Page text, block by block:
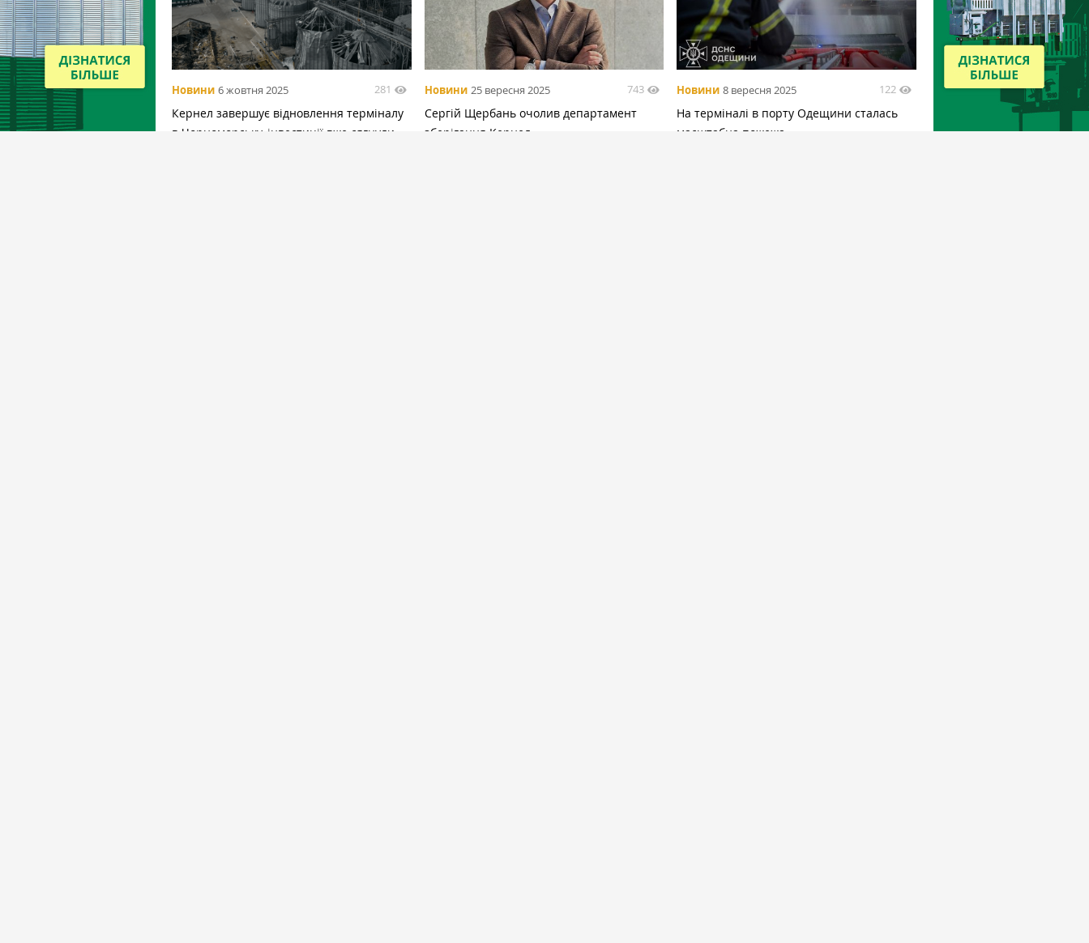
Новини 6 жовтня 2025 281
Кернел завершує відновлення терміналу
в Чорноморську, інвестиції вже сягнули
Новини 25 вересня 2025 743
Сергій Щербань очолив департамент
зберігання Кернел
Новини 8 вересня 2025 122
На терміналі в порту Одещини сталась
масштабна пожежа